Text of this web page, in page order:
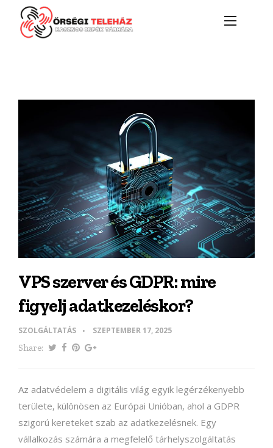
VPS szerver és GDPR: mire
figyelj adatkezeléskor?
SZOLGÁLTATÁS SZEPTEMBER 17, 2025
Share:
Az adatvédelem a digitális világ egyik legérzékenyebb
területe, különösen az Európai Unióban, ahol a GDPR
szigorú kereteket szab az adatkezelésnek. Egy
vállalkozás számára a megfelelő tárhelyszolgáltatás